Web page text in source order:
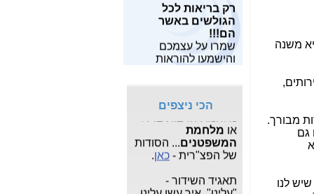
משנה
מבורך.
גם
לנו
מאות מחקרים
מצוייםכאן.
מחפש תוכנות
חופשיות? תוכל
לצילום ותמונות, הכל
בחינם.
מעוניין לבנות ולתפעל
אתר אישי או עסקי
הגולשים באשר
הם!!!
שמרו על עצמכם
והישמעו להוראות
פיקוד העורף!!
הכי ניצפים
שלו?-כאן
פרשת "
הסודי ": עדכונים
שוטפים על פרשת
צא"פ -כאן.
מלחמת חרבות ברזל
אומלחמת
המשפטנים
של הפצ"רית - כאן.
"עלינו". איך עשו עלינו